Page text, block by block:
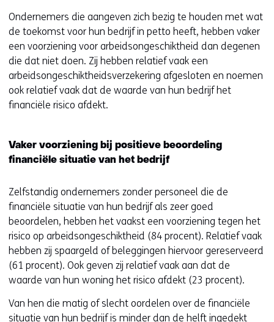
Ondernemers die aangeven zich bezig te houden met wat
de toekomst voor hun bedrijf in petto heeft, hebben vaker
een voorziening voor arbeidsongeschiktheid dan degenen
die dat niet doen. Zij hebben relatief vaak een
arbeidsongeschiktheidsverzekering afgesloten en noemen
ook relatief vaak dat de waarde van hun bedrijf het
financiële risico afdekt.
Vaker voorziening bij positieve beoordeling
financiële situatie van het bedrijf
Zelfstandig ondernemers zonder personeel die de
financiële situatie van hun bedrijf als zeer goed
beoordelen, hebben het vaakst een voorziening tegen het
risico op arbeidsongeschiktheid (84 procent). Relatief vaak
hebben zij spaargeld of beleggingen hiervoor gereserveerd
(61 procent). Ook geven zij relatief vaak aan dat de
waarde van hun woning het risico afdekt (23 procent).
Van hen die matig of slecht oordelen over de financiële
situatie van hun bedrijf is minder dan de helft ingedekt